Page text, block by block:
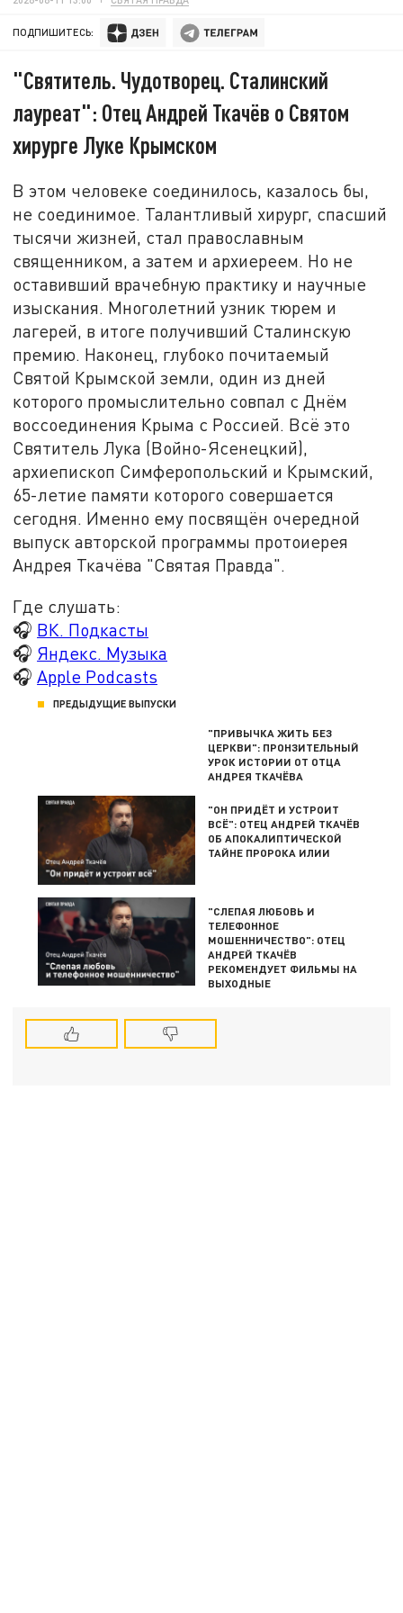
ПОДПИШИТЕСЬ:
"Святитель. Чудотворец. Сталинский
лауреат": Отец Андрей Ткачёв о Святом
хирурге Луке Крымском
В этом человеке соединилось, казалось бы,
не соединимое. Талантливый хирург, спасший
тысячи жизней, стал православным
священником, а затем и архиереем. Но не
оставивший врачебную практику и научные
изыскания. Многолетний узник тюрем и
лагерей, в итоге получивший Сталинскую
премию. Наконец, глубоко почитаемый
Святой Крымской земли, один из дней
которого промыслительно совпал с Днём
воссоединения Крыма с Россией. Всё это
Святитель Лука (Войно-Ясенецкий),
архиепископ Симферопольский и Крымский,
65-летие памяти которого совершается
сегодня. Именно ему посвящён очередной
выпуск авторской программы протоиерея
Андрея Ткачёва "Святая Правда".
Где слушать:
🎧 ВК. Подкасты
🎧 Яндекс. Музыка
🎧 Apple Podcasts
ПРЕДЫДУЩИЕ ВЫПУСКИ
"ПРИВЫЧКА ЖИТЬ БЕЗ
ЦЕРКВИ": ПРОНЗИТЕЛЬНЫЙ
УРОК ИСТОРИИ ОТ ОТЦА
АНДРЕЯ ТКАЧЁВА
"ОН ПРИДЁТ И УСТРОИТ
ВСЁ": ОТЕЦ АНДРЕЙ ТКАЧЁВ
ОБ АПОКАЛИПТИЧЕСКОЙ
ТАЙНЕ ПРОРОКА ИЛИИ
"СЛЕПАЯ ЛЮБОВЬ И
ТЕЛЕФОННОЕ
МОШЕННИЧЕСТВО": ОТЕЦ
АНДРЕЙ ТКАЧЁВ
РЕКОМЕНДУЕТ ФИЛЬМЫ НА
ВЫХОДНЫЕ